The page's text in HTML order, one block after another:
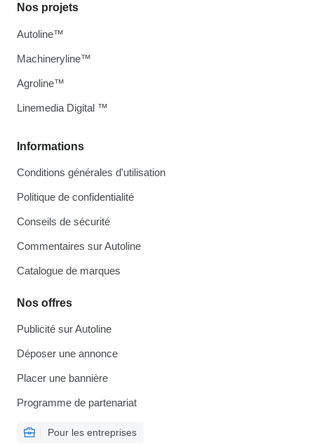
Informations
Conditions générales d'utilisation
Politique de confidentialité
Conseils de sécurité
Commentaires sur Autoline
Catalogue de marques
Nos offres
Publicité sur Autoline
Déposer une annonce
Placer une bannière
Programme de partenariat
Pour les entreprises
Nos projets
Autoline™
Machineryline™
Agroline™
Linemedia Digital ™